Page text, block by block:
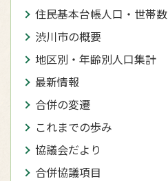
住民基本台帳人口・世帯数
渋川市の概要
地区別・年齢別人口集計
最新情報
合併の変遷
これまでの歩み
協議会だより
合併協議項目